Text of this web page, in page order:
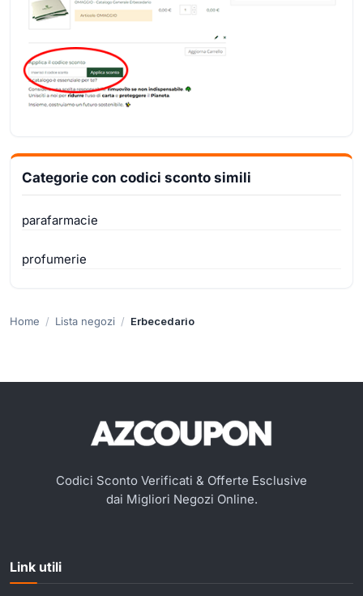
Categorie con codici sconto simili
parafarmacie
profumerie
Home Lista negozi Erbecedario
Codici Sconto Verificati & Offerte Esclusive
dai Migliori Negozi Online.
Link utili